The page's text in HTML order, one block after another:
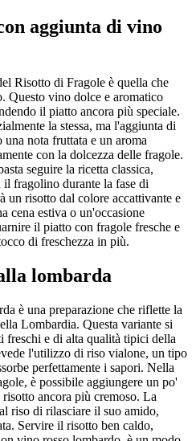
aggiunta di vino
Risotto di Fragole è quella che
Questo vino dolce e aromatico
il piatto ancora più speciale.
la stessa, ma l'aggiunta di
nota fruttata e un aroma
con la dolcezza delle fragole.
seguire la ricetta classica,
fragolino durante la fase di
un risotto dal colore accattivante e
cena estiva o un'occasione
il piatto con fragole fresche e
di freschezza in più.
lombarda
è una preparazione che riflette la
Lombardia. Questa variante si
freschi e di alta qualità tipici della
l'utilizzo di riso vialone, un tipo
perfettamente i sapori. Nella
è possibile aggiungere un po'
ancora più cremoso. La
riso di rilasciare il suo amido,
Servire il risotto ben caldo,